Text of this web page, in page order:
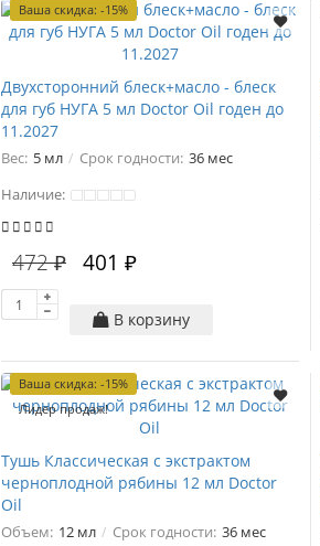
Ваша скидка: -15%
Двухсторонний блеск+масло - блеск
для губ НУГА 5 мл Doctor Oil годен до
11.2027
Вес: 5 мл Срок годности: 36 мес
Наличие:
472 ₽ 401 ₽
В корзину
Ваша скидка: -15%
Лидер продаж!
Тушь Классическая с экстрактом
черноплодной рябины 12 мл Doctor
Oil
Объем: 12 мл Срок годности: 36 мес